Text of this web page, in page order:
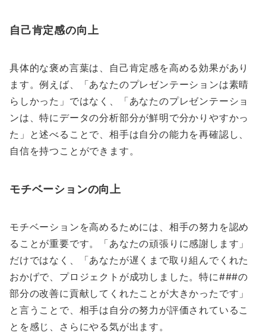
自己肯定感の向上
具体的な褒め言葉は、自己肯定感を高める効果があり
ます。例えば、「あなたのプレゼンテーションは素晴
らしかった」ではなく、「あなたのプレゼンテーショ
ンは、特にデータの分析部分が鮮明で分かりやすかっ
た」と述べることで、相手は自分の能力を再確認し、
自信を持つことができます。
モチベーションの向上
モチベーションを高めるためには、相手の努力を認め
ることが重要です。「あなたの頑張りに感謝します」
だけではなく、「あなたが遅くまで取り組んでくれた
おかげで、プロジェクトが成功しました。特に###の
部分の改善に貢献してくれたことが大きかったです」
と言うことで、相手は自分の努力が評価されているこ
とを感じ、さらにやる気が出ます。